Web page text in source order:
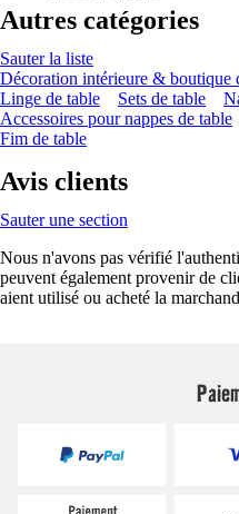
Autres catégories
Sauter la liste
Décoration intérieure & boutique
Linge de table
Sets de table
Accessoires pour nappes de table
Fim de table
Avis clients
Sauter une section
Nous n'avons pas vérifié
peuvent également provenir de
aient utilisé ou acheté la